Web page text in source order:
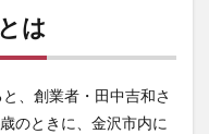
は
、創業者・田中吉和さ
のときに、金沢市内に